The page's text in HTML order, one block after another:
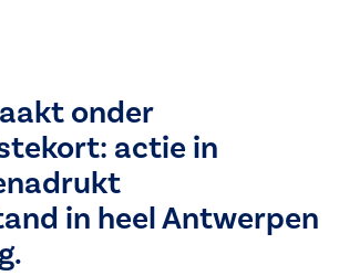
onder
actie in
in heel Antwerpen